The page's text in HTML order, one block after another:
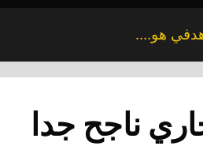
هو....
ناجح جدا